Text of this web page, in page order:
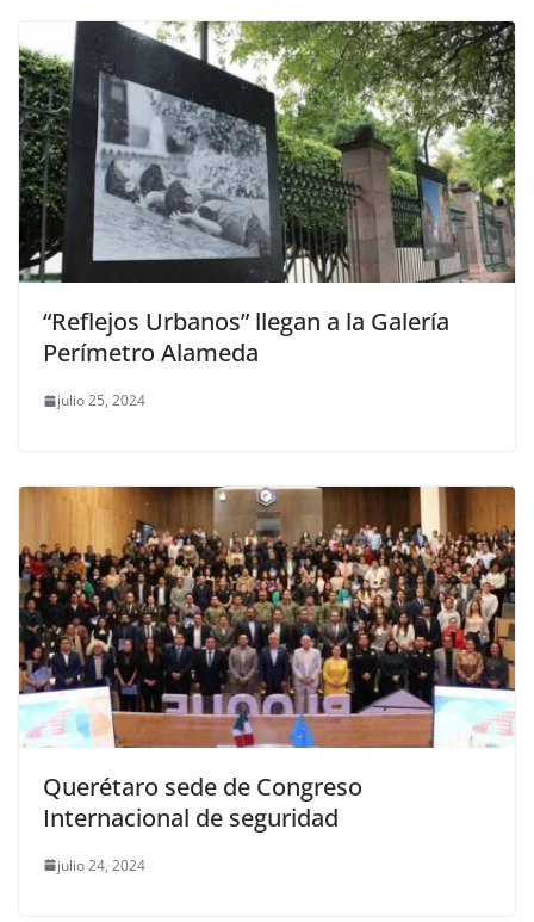
“Reflejos Urbanos” llegan a la Galería
Perímetro Alameda
julio 25, 2024
Querétaro sede de Congreso
Internacional de seguridad
julio 24, 2024